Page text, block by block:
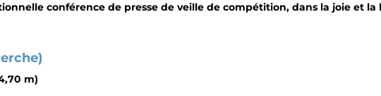
conférence de presse de veille de compétition, dans la joie et
m)